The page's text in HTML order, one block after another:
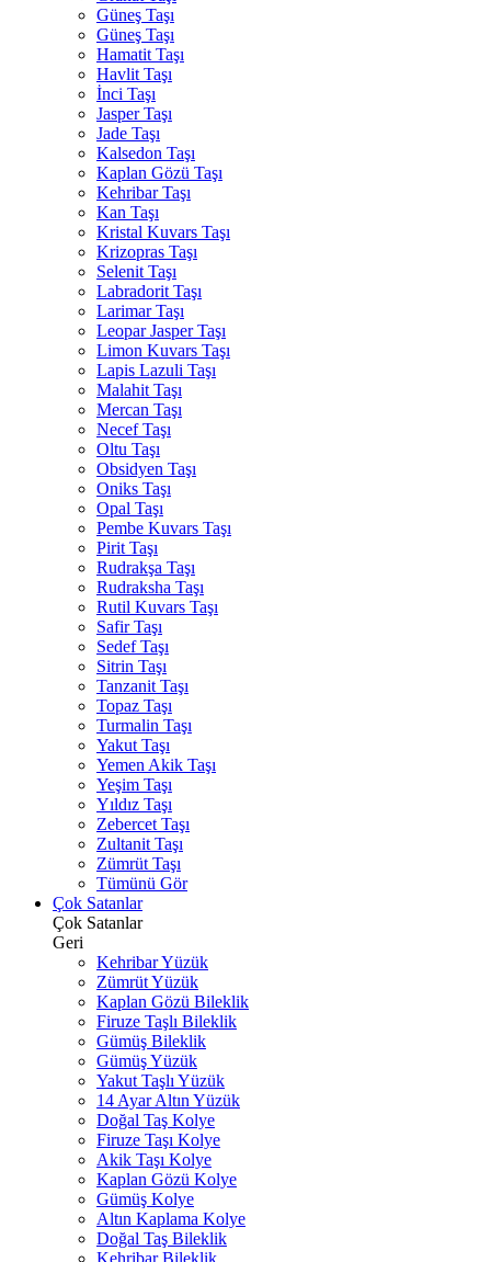
Güneş Taşı
Güneş Taşı
Hamatit Taşı
Havlit Taşı
İnci Taşı
Jasper Taşı
Jade Taşı
Kalsedon Taşı
Kaplan Gözü Taşı
Kehribar Taşı
Kan Taşı
Kristal Kuvars Taşı
Krizopras Taşı
Selenit Taşı
Labradorit Taşı
Larimar Taşı
Leopar Jasper Taşı
Limon Kuvars Taşı
Lapis Lazuli Taşı
Malahit Taşı
Mercan Taşı
Necef Taşı
Oltu Taşı
Obsidyen Taşı
Oniks Taşı
Opal Taşı
Pembe Kuvars Taşı
Pirit Taşı
Rudrakşa Taşı
Rudraksha Taşı
Rutil Kuvars Taşı
Safir Taşı
Sedef Taşı
Sitrin Taşı
Tanzanit Taşı
Topaz Taşı
Turmalin Taşı
Yakut Taşı
Yemen Akik Taşı
Yeşim Taşı
Yıldız Taşı
Zebercet Taşı
Zultanit Taşı
Zümrüt Taşı
Tümünü Gör
Çok Satanlar
Çok Satanlar
Geri
Kehribar Yüzük
Zümrüt Yüzük
Kaplan Gözü Bileklik
Firuze Taşlı Bileklik
Gümüş Bileklik
Gümüş Yüzük
Yakut Taşlı Yüzük
14 Ayar Altın Yüzük
Doğal Taş Kolye
Firuze Taşı Kolye
Akik Taşı Kolye
Kaplan Gözü Kolye
Gümüş Kolye
Altın Kaplama Kolye
Doğal Taş Bileklik
Kehribar Bileklik